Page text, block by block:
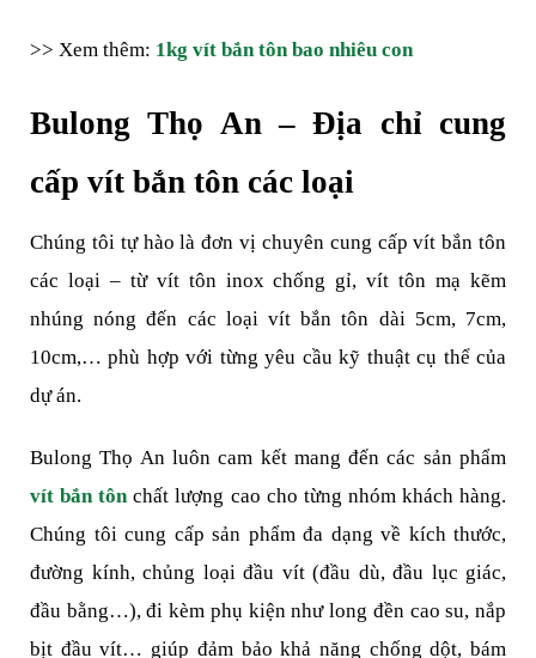
>> Xem thêm: 1kg vít bắn tôn bao nhiêu con
Bulong Thọ An – Địa chỉ cung
cấp vít bắn tôn các loại
Chúng tôi tự hào là đơn vị chuyên cung cấp vít bắn tôn
các loại – từ vít tôn inox chống gỉ, vít tôn mạ kẽm
nhúng nóng đến các loại vít bắn tôn dài 5cm, 7cm,
10cm,… phù hợp với từng yêu cầu kỹ thuật cụ thể của
dự án.
vít bắn tôn chất lượng cao cho từng nhóm khách hàng.
Chúng tôi cung cấp sản phẩm đa dạng về kích thước,
đường kính, chủng loại đầu vít (đầu dù, đầu lục giác,
đầu bằng…), đi kèm phụ kiện như long đền cao su, nắp
bịt đầu vít… giúp đảm bảo khả năng chống dột, bám